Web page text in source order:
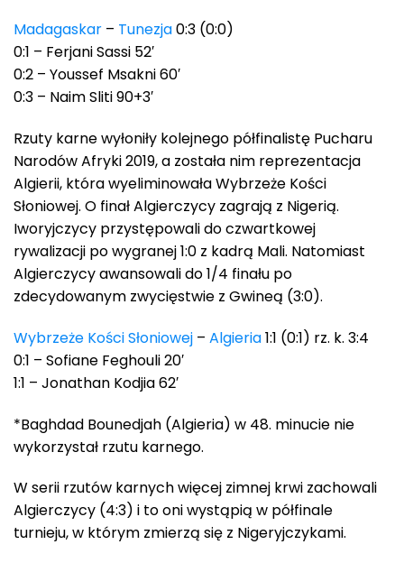
Madagaskar – Tunezja0:3 (0:0)
0:1 – Ferjani Sassi 52′
0:2 – Youssef Msakni 60′
0:3 – Naim Sliti 90+3′
Rzuty karne wyłoniły kolejnego półfinalistę Pucharu
Narodów Afryki 2019, a została nim reprezentacja
Algierii, która wyeliminowała Wybrzeże Kości
Słoniowej. O finał Algierczycy zagrają z Nigerią.
Iworyjczycy przystępowali do czwartkowej
rywalizacji po wygranej 1:0 z kadrą Mali. Natomiast
Algierczycy awansowali do 1/4 finału po
zdecydowanym zwycięstwie z Gwineą (3:0).
Wybrzeże Kości Słoniowej – Algieria1:1 (0:1) rz. k. 3:4
0:1 – Sofiane Feghouli 20′
1:1 – Jonathan Kodjia 62′
*Baghdad Bounedjah (Algieria) w 48. minucie nie
wykorzystał rzutu karnego.
W serii rzutów karnych więcej zimnej krwi zachowali
Algierczycy (4:3) i to oni wystąpią w półfinale
turnieju, w którym zmierzą się z Nigeryjczykami.